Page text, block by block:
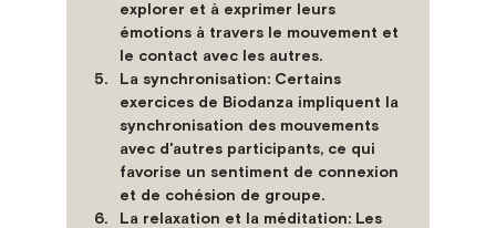
explorer et à exprimer leurs
émotions à travers le mouvement et
le contact avec les autres.
La synchronisation: Certains
exercices de Biodanza impliquent la
synchronisation des mouvements
avec d'autres participants, ce qui
favorise un sentiment de connexion
et de cohésion de groupe.
La relaxation et la méditation: Les